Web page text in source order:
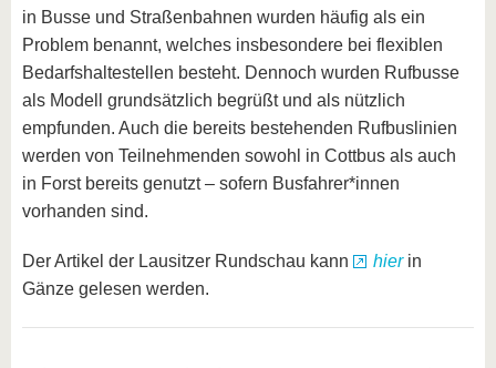
in Busse und Straßenbahnen wurden häufig als ein
Problem benannt, welches insbesondere bei flexiblen
Bedarfshaltestellen besteht. Dennoch wurden Rufbusse
als Modell grundsätzlich begrüßt und als nützlich
empfunden. Auch die bereits bestehenden Rufbuslinien
werden von Teilnehmenden sowohl in Cottbus als auch
in Forst bereits genutzt – sofern Busfahrer*innen
vorhanden sind.
Der Artikel der Lausitzer Rundschau kann hierin
Gänze gelesen werden.